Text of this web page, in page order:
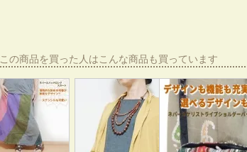
この商品を買った人はこんな商品も買っています